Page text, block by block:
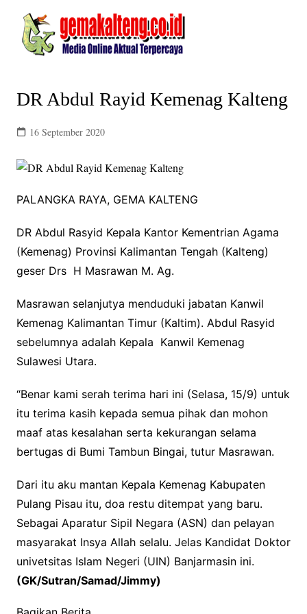
content
DR Abdul Rayid Kemenag Kalteng
16 September 2020
PALANGKA RAYA, GEMA KALTENG
DR Abdul Rasyid Kepala Kantor Kementrian Agama
(Kemenag) Provinsi Kalimantan Tengah (Kalteng)
geser Drs H Masrawan M. Ag.
Masrawan selanjutya menduduki jabatan Kanwil
Kemenag Kalimantan Timur (Kaltim). Abdul Rasyid
sebelumnya adalah Kepala Kanwil Kemenag
Sulawesi Utara.
“Benar kami serah terima hari ini (Selasa, 15/9) untuk
itu terima kasih kepada semua pihak dan mohon
maaf atas kesalahan serta kekurangan selama
bertugas di Bumi Tambun Bingai, tutur Masrawan.
Dari itu aku mantan Kepala Kemenag Kabupaten
Pulang Pisau itu, doa restu ditempat yang baru.
Sebagai Aparatur Sipil Negara (ASN) dan pelayan
masyarakat Insya Allah selalu. Jelas Kandidat Doktor
univetsitas Islam Negeri (UIN) Banjarmasin ini.
(GK/Sutran/Samad/Jimmy)